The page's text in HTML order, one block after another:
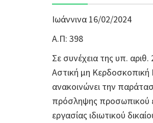
Ιωάννινα 16/02/2024
Α.Π: 398
Σε συνέχεια της υπ.
Αστική μη
ανακοινώνει την
πρόσληψης προσωπικού
εργασίας ιδιωτικού